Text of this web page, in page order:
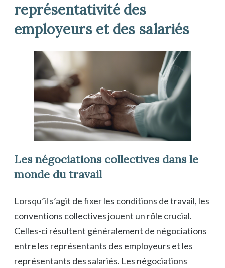
représentativité des
employeurs et des salariés
Les négociations collectives dans le
monde du travail
Lorsqu’il s’agit de fixer les conditions de travail, les
conventions collectives jouent un rôle crucial.
Celles-ci résultent généralement de négociations
entre les représentants des employeurs et les
représentants des salariés. Les négociations